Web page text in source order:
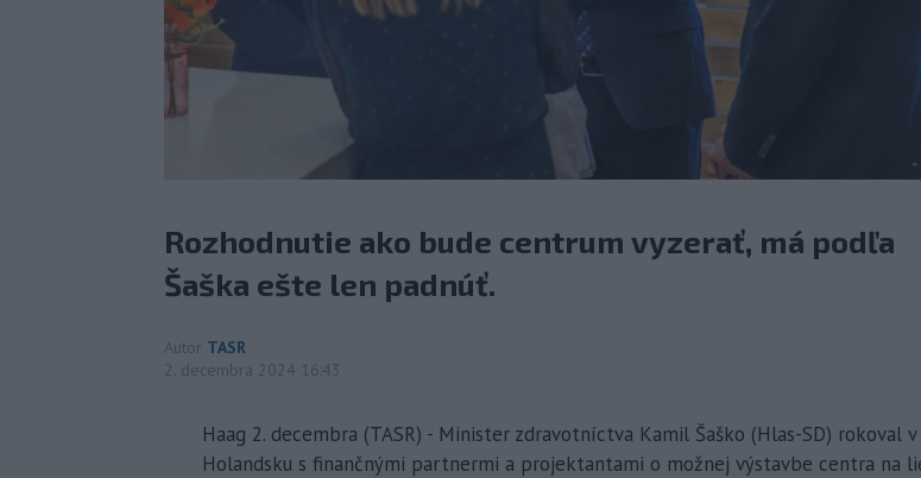
Rozhodnutie ako bude centrum vyzerať, má podľa
Šaška ešte len padnúť.
Autor TASR
2. decembra 2024 16:43
Haag 2. decembra (TASR) - Minister zdravotníctva Kamil Šaško (Hlas-SD) rokoval v
Holandsku s finančnými partnermi a projektantami o možnej výstavbe centra na